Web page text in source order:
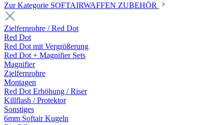
Zur Kategorie SOFTAIRWAFFEN ZUBEHÖR
Zielfernrohre / Red Dot
Red Dot
Red Dot mit Vergrößerung
Red Dot + Magnifier Sets
Magnifier
Zielfernrohre
Montagen
Red Dot Erhöhung / Riser
Killflash / Protektor
Sonstiges
6mm Softair Kugeln